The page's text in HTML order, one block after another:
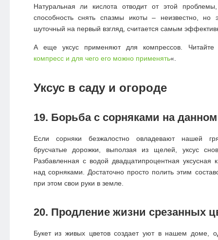
Натуральная ли кислота отводит от этой
способность снять спазмы икоты – неизвестно, но
шуточный на первый взгляд, считается самым
А еще уксус применяют для компрессов. Читайте
компресс и для чего его можно применять«.
Уксус в саду и огороде
19. Борьба с сорняками на данном
Если сорняки безжалостно овладевают нашей
брусчатые дорожки, выползая из щелей, уксус
Разбавленная с водой двадцатипроцентная уксусная
над сорняками. Достаточно просто полить этим
при этом свои руки в земле.
20. Продление жизни срезанных
Букет из живых цветов создает уют в нашем доме,